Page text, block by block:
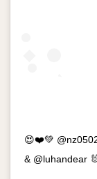
😍❤️💚
& @luhandear